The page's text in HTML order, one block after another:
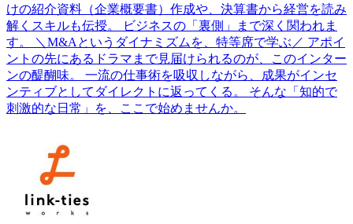
けの紹介資料（企業概要書）作成や、決算書から経営を読み
解くスキルも伝授。 ビジネスの「裏側」まで深く関われま
す。 ＼M&Aというダイナミズムを、特等席で学ぶ／ アポイ
ントの先にあるドラマまで見届けられるのが、このインター
ンの醍醐味。 一流の仕事術を吸収しながら、成果がインセ
ンティブとしてダイレクトに返ってくる。 そんな「知的で
刺激的な日常」を、ここで始めませんか。